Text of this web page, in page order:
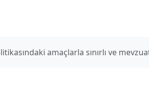
amaçlarla sınırlı ve